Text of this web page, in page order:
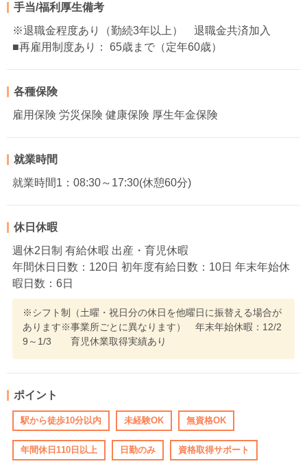
手当/福利厚生備考
※退職金程度あり（勤続3年以上） 退職金共済加入
■再雇用制度あり： 65歳まで（定年60歳）
各種保険
雇用保険 労災保険 健康保険 厚生年金保険
就業時間
就業時間1：08:30～17:30(休憩60分)
休日休暇
週休2日制 有給休暇 出産・育児休暇
年間休日日数：120日 初年度有給日数：10日 年末年始休
暇日数：6日
※シフト制（土曜・祝日分の休日を他曜日に振替える場合が
あります※事業所ごとに異なります） 年末年始休暇：12/2
9～1/3 育児休業取得実績あり
ポイント
駅から徒歩10分以内 未経験OK 無資格OK
年間休日110日以上 日勤のみ 資格取得サポート